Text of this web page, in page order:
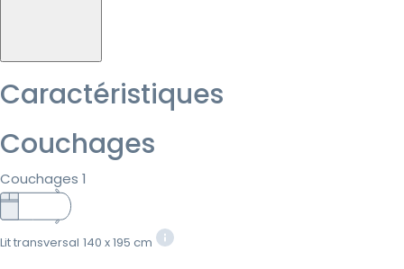
Caractéristiques
Couchages
Couchages 1
Lit transversal 140 x 195 cm